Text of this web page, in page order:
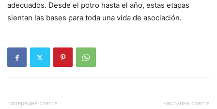
adecuados. Desde el potro hasta el año, estas etapas
sientan las bases para toda una vida de asociación.
попередня стаття наступна стаття